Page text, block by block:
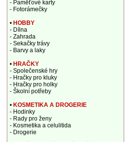
- Paměťové karty
- Fotorámečky
• HOBBY
- Dílna
- Zahrada
- Sekačky trávy
- Barvy a laky
• HRAČKY
- Společenské hry
- Hračky pro kluky
- Hračky pro holky
- Školní potřeby
• KOSMETIKA A DROGERIE
- Hodinky
- Rady pro ženy
- Kosmetika a celulitida
- Drogerie